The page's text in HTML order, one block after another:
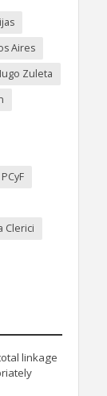
Aires
Zuleta
PCyF
Clerici
linkage